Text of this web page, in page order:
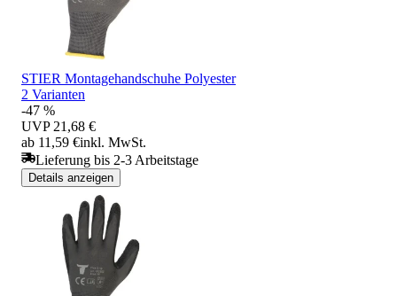
STIER Montagehandschuhe Polyester
2 Varianten
-47 %
UVP 21,68 €
ab 11,59 €inkl. MwSt.
Lieferung bis 2-3 Arbeitstage
Details anzeigen